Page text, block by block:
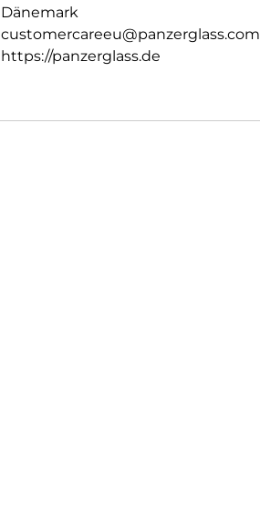
Dänemark
customercareeu@panzerglass.com
https://panzerglass.de